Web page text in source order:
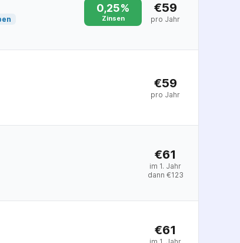
0,25%
Zinsen
€59
pro Jahr
€59
pro Jahr
€61
im 1. Jahr
dann €123
€61
im 1. Jahr